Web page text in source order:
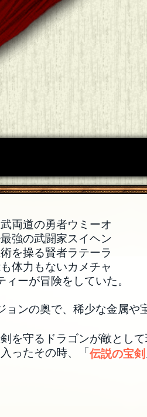
両道の勇者ウミーオ
強の武闘家スイヘン
を操る賢者ラテーラ
体力もないカメチャ
ィーが冒険をしていた。
ョンの奥で、稀少な金属や
を守るドラゴンが敵として
ったその時、「 伝説の宝剣